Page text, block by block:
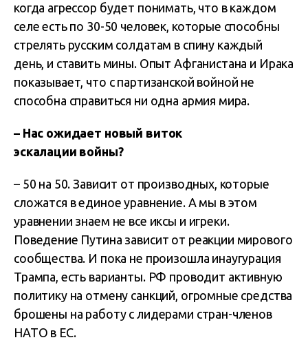
когда агрессор будет понимать, что в каждом
селе есть по 30-50 человек, которые способны
стрелять русским солдатам в спину каждый
день, и ставить мины. Опыт Афганистана и Ирака
показывает, что с партизанской войной не
способна справиться ни одна армия мира.
– Нас ожидает новый виток
эскалации войны?
– 50 на 50. Зависит от производных, которые
сложатся в единое уравнение. А мы в этом
уравнении знаем не все иксы и игреки.
Поведение Путина зависит от реакции мирового
сообщества. И пока не произошла инаугурация
Трампа, есть варианты. РФ проводит активную
политику на отмену санкций, огромные средства
брошены на работу с лидерами стран-членов
НАТО в ЕС.